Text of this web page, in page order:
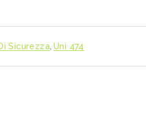
Sicurezza, Uni 474